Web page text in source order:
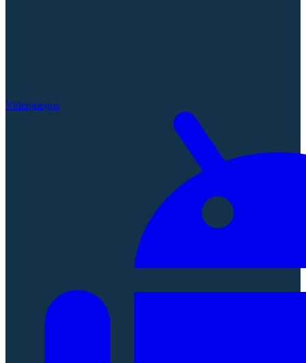
Videojuegos